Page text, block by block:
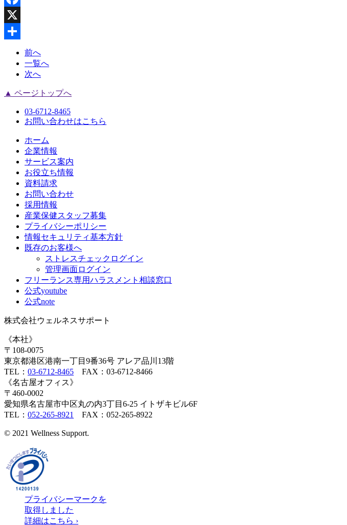
Facebook
X
前へ
一覧へ
次へ
▲ ページトップへ
03-6712-8465
お問い合わせはこちら
ホーム
企業情報
サービス案内
お役立ち情報
資料請求
お問い合わせ
採用情報
産業保健スタッフ募集
プライバシーポリシー
情報セキュリティ基本方針
既存のお客様へ
ストレスチェックログイン
管理画面ログイン
フリーランス専用ハラスメント相談窓口
公式youtube
公式note
株式会社ウェルネスサポート
《本社》
〒108-0075
東京都港区港南一丁目9番36号 アレア品川13階
TEL： 03-6712-8465 FAX：03-6712-8466
《名古屋オフィス》
〒460-0002
愛知県名古屋市中区丸の内3丁目6-25 イトザキビル6F
TEL： 052-265-8921 FAX：052-265-8922
© 2021 Wellness Support.
プライバシーマークを
取得しました
詳細はこちら ›